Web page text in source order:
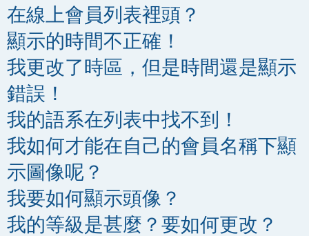
在線上會員列表裡頭？
顯示的時間不正確！
我更改了時區，但是時間還是顯示
錯誤！
我的語系在列表中找不到！
我如何才能在自己的會員名稱下顯
示圖像呢？
我要如何顯示頭像？
我的等級是甚麼？要如何更改？